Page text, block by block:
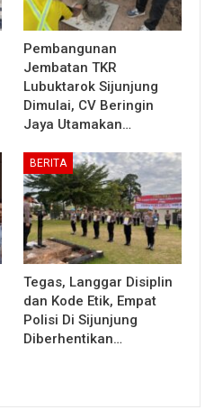
Pembangunan
Jembatan TKR
Lubuktarok Sijunjung
Dimulai, CV Beringin
Jaya Utamakan…
BERITA
Tegas, Langgar Disiplin
dan Kode Etik, Empat
Polisi Di Sijunjung
Diberhentikan…